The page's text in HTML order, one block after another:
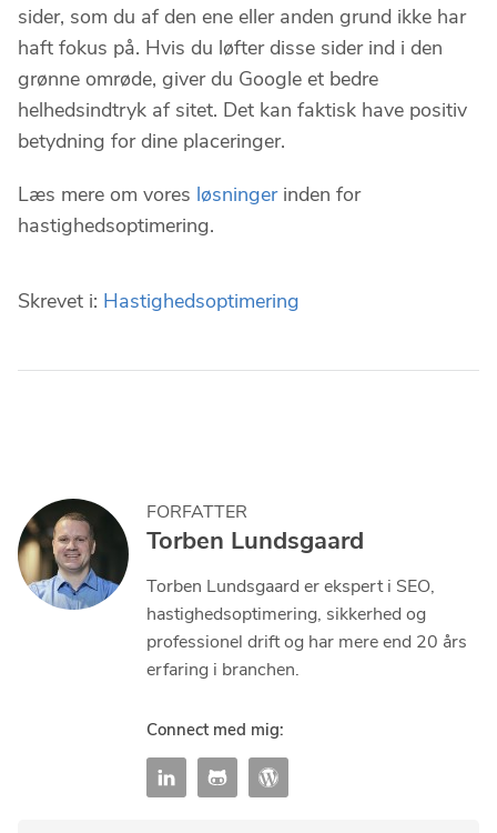
sider, som du af den ene eller anden grund ikke har
haft fokus på. Hvis du løfter disse sider ind i den
grønne omrøde, giver du Google et bedre
helhedsindtryk af sitet. Det kan faktisk have positiv
betydning for dine placeringer.
Læs mere om vores løsningerinden for
hastighedsoptimering.
Skrevet i: Hastighedsoptimering
FORFATTER
Torben Lundsgaard
Torben Lundsgaard er ekspert i SEO,
hastighedsoptimering, sikkerhed og
professionel drift og har mere end 20 års
erfaring i branchen.
Connect med mig: